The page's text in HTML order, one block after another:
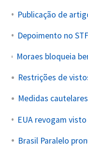
Restrições de
Medidas